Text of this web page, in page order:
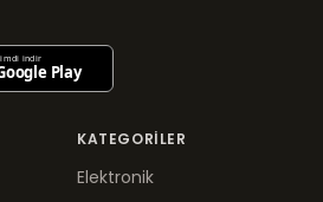
KATEGORILER
Elektronik